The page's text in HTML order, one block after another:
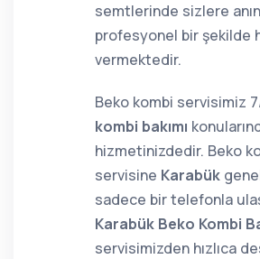
semtlerinde sizlere
profesyonel bir şekilde
vermektedir.
Beko kombi servisimiz
kombi bakımı
hizmetinizdedir. Beko
servisine Karabük
sadece bir telefonla
Karabük Beko Kombi
servisimizden hızlıca